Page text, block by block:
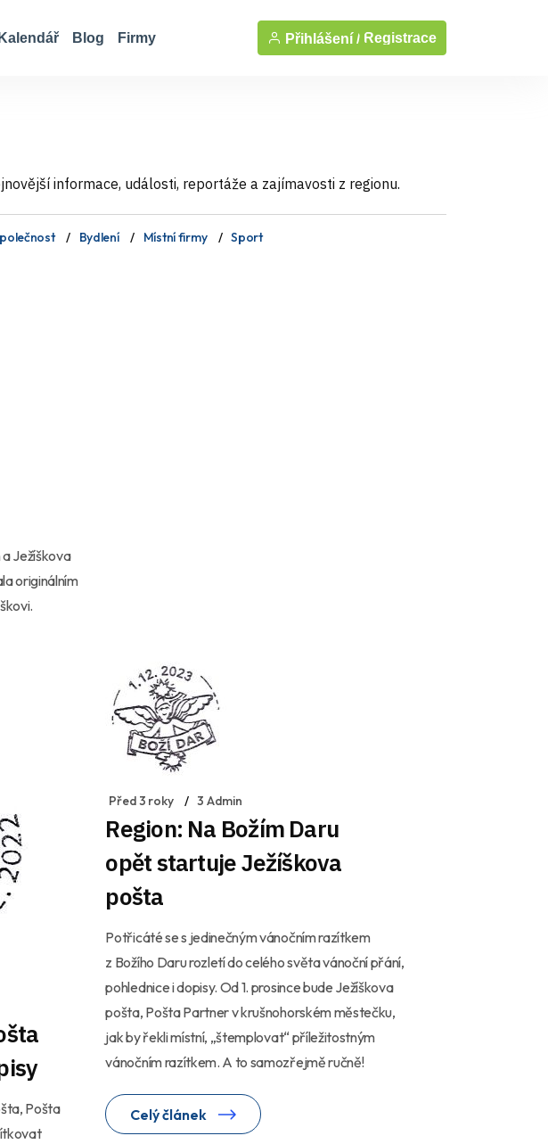
Kalendář Blog Firmy Přihlášení / Registrace
informace, události, reportáže a zajímavosti z regionu.
Bydlení Místní firmy Sport
Ježíškova
originálním
Před 3 roky 3 Admin
Region: Na Božím Daru
opět startuje Ježíškova
pošta
Potřicáté se s jedinečným vánočním razítkem
z Božího Daru rozletí do celého světa vánoční přání,
pohlednice i dopisy. Od 1. prosince bude Ježíškova
pošta, Pošta Partner v krušnohorském městečku,
jak by řekli místní, „štemplovat“ příležitostným
vánočním razítkem. A to samozřejmě ručně!
Celý článek
Pošta